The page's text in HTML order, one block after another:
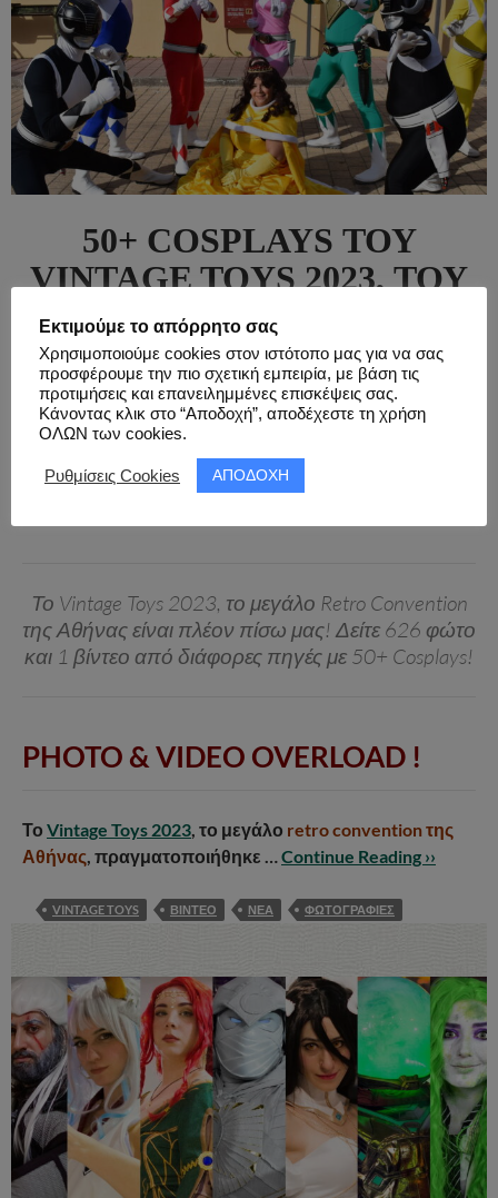
50+ COSPLAYS ΤΟΥ
VINTAGE TOYS 2023, ΤΟΥ
ΜΕΓΆΛΟΥ RETRO
CONVENTION ΤΗΣ
ΑΘΉΝΑΣ ! ΌΛΕΣ ΟΙ ΦΏΤΟ
& ΒΊΝΤΕΟ ΣΕ ΈΝΑ ΆΡΘΡΟ
( 626 ΦΏΤΟ & 1 ΒΊΝΤΕΟ )!
Το Vintage Toys 2023, το μεγάλο Retro Convention
της Αθήνας είναι πλέον πίσω μας! Δείτε 626 φώτο
και 1 βίντεο από διάφορες πηγές με 50+ Cosplays!
PHOTO & VIDEO OVERLOAD !
Το Vintage Toys 2023 , το μεγάλο retro convention της
Αθήνας , πραγματοποιήθηκε … Continue Reading ››
VINTAGE TOYS ΒΙΝΤΕΟ ΝΕΑ ΦΩΤΟΓΡΑΦΙΕΣ
Εκτιμούμε το απόρρητο σας
Χρησιμοποιούμε cookies στον ιστότοπο μας για να σας
προσφέρουμε την πιο σχετική εμπειρία, με βάση τις
προτιμήσεις και επανειλημμένες επισκέψεις σας.
Κάνοντας κλικ στο “Αποδοχή”, αποδέχεστε τη χρήση
ΟΛΩΝ των cookies.
Ρυθμίσεις Cookies ΑΠΟΔΟΧΗ